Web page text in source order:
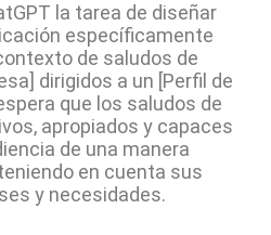
la tarea de diseñar
específicamente
de saludos de
dirigidos a un [Perfil de
que los saludos de
apropiados y capaces
de una manera
en cuenta sus
y necesidades.